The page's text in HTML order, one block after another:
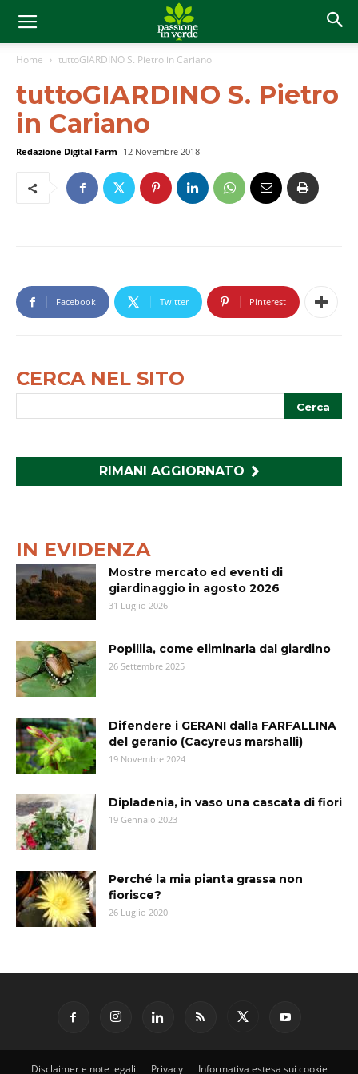
Home tuttoGIARDINO S. Pietro in Cariano
tuttoGIARDINO S. Pietro
in Cariano
Redazione Digital Farm 12 Novembre 2018
Facebook Twitter Pinterest
CERCA NEL SITO
RIMANI AGGIORNATO
IN EVIDENZA
Mostre mercato ed eventi di
giardinaggio in agosto 2026
31 Luglio 2026
Popillia, come eliminarla dal giardino
26 Settembre 2025
Difendere i GERANI dalla FARFALLINA
del geranio (Cacyreus marshalli)
19 Novembre 2024
Dipladenia, in vaso una cascata di fiori
19 Gennaio 2023
Perché la mia pianta grassa non
fiorisce?
26 Luglio 2020
Disclaimer e note legali Privacy Informativa estesa sui cookie